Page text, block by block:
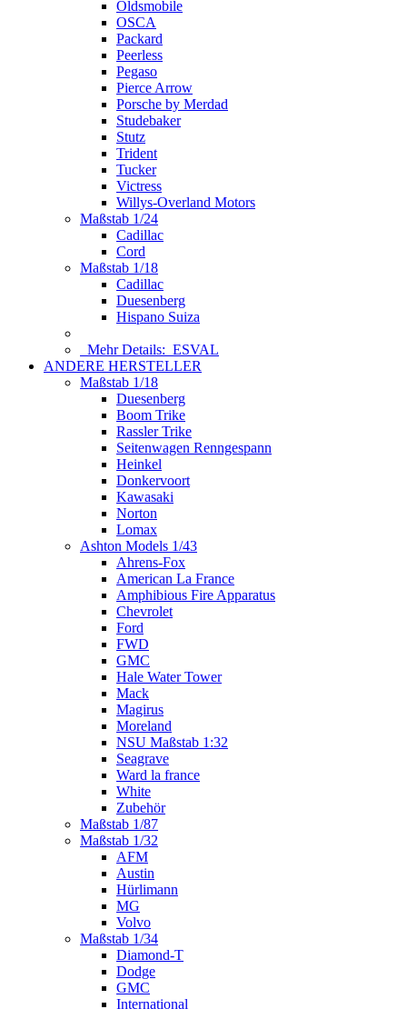
Oldsmobile
OSCA
Packard
Peerless
Pegaso
Pierce Arrow
Porsche by Merdad
Studebaker
Stutz
Trident
Tucker
Victress
Willys-Overland Motors
Maßstab 1/24
Cadillac
Cord
Maßstab 1/18
Cadillac
Duesenberg
Hispano Suiza
Mehr Details: ESVAL
ANDERE HERSTELLER
Maßstab 1/18
Duesenberg
Boom Trike
Rassler Trike
Seitenwagen Renngespann
Heinkel
Donkervoort
Kawasaki
Norton
Lomax
Ashton Models 1/43
Ahrens-Fox
American La France
Amphibious Fire Apparatus
Chevrolet
Ford
FWD
GMC
Hale Water Tower
Mack
Magirus
Moreland
NSU Maßstab 1:32
Seagrave
Ward la france
White
Zubehör
Maßstab 1/87
Maßstab 1/32
AFM
Austin
Hürlimann
MG
Volvo
Maßstab 1/34
Diamond-T
Dodge
GMC
International